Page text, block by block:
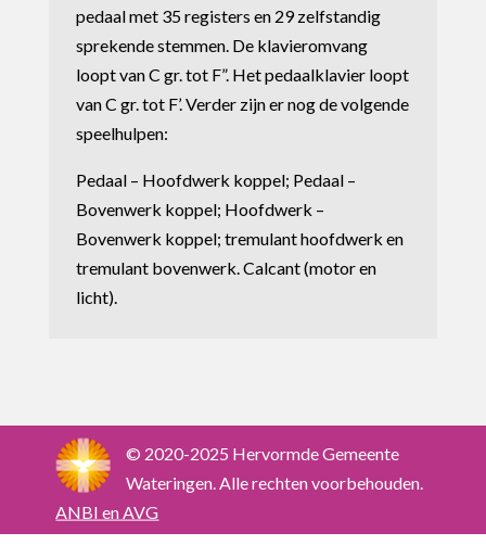
pedaal met 35 registers en 29 zelfstandig
sprekende stemmen. De klavieromvang
loopt van C gr. tot F”. Het pedaalklavier loopt
van C gr. tot F’. Verder zijn er nog de volgende
speelhulpen:
Pedaal – Hoofdwerk koppel; Pedaal –
Bovenwerk koppel; Hoofdwerk –
Bovenwerk koppel; tremulant hoofdwerk en
tremulant bovenwerk. Calcant (motor en
licht).
© 2020-2025 Hervormde Gemeente
Wateringen. Alle rechten voorbehouden.
ANBI en AVG